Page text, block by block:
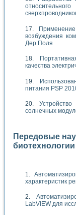
возбуждения
Дер Поля
качества
питания PSP
солнечных
Передовые
характеристик
LabVIEW для